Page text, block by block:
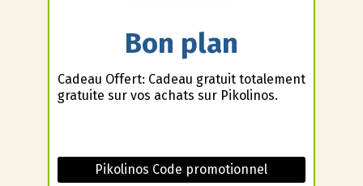
Bon plan
Cadeau Offert: Cadeau gratuit totalement
gratuite sur vos achats sur Pikolinos.
Pikolinos Code promotionnel